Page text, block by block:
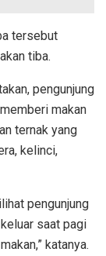
tersebut
tiba.
pengunjung
makan
ternak yang
kelinci,
pengunjung
saat pagi
katanya.